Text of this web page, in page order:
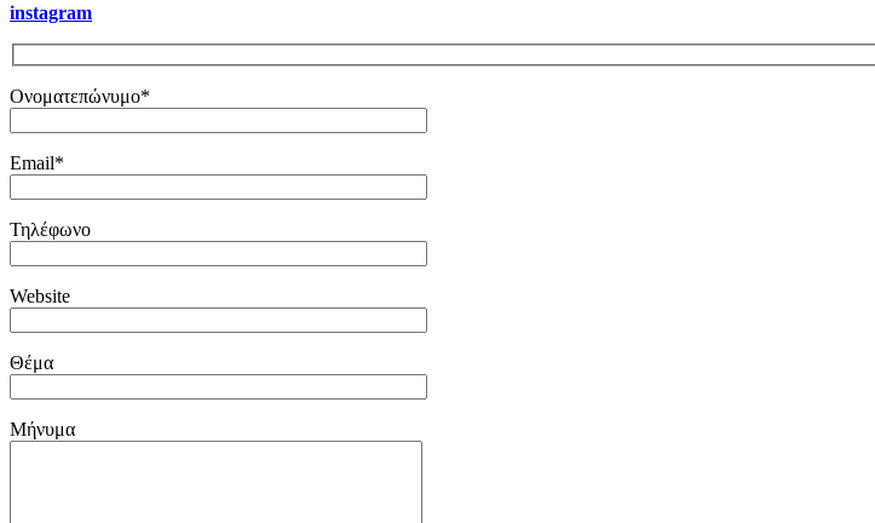
instagram
Ονοματεπώνυμο*
Email*
Τηλέφωνο
Website
Θέμα
Μήνυμα